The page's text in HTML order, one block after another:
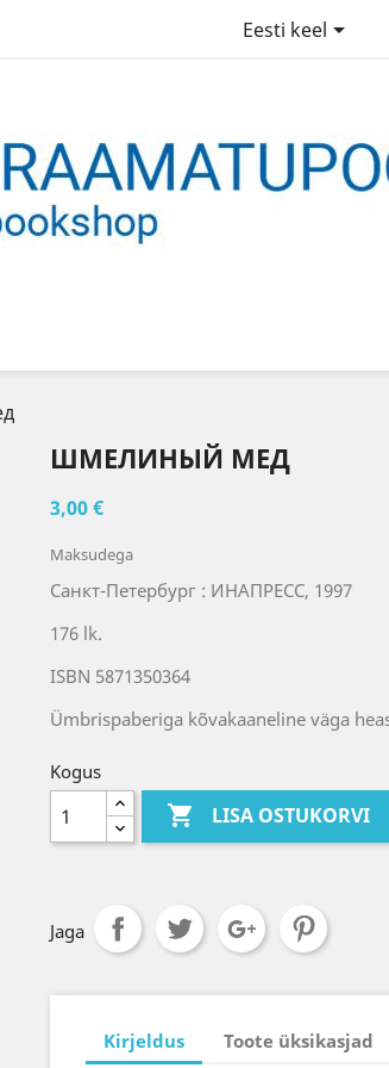
Eesti keel
ШМЕЛИНЫЙ МЕД
3,00 €
Maksudega
Санкт-Петербург : ИНАПРЕСС, 1997
176 lk.
ISBN 5871350364
Ümbrispaberiga kõvakaaneline väga
Kogus
 LISA OSTUKORVI
Jaga
Kirjeldus Toote üksikasjad